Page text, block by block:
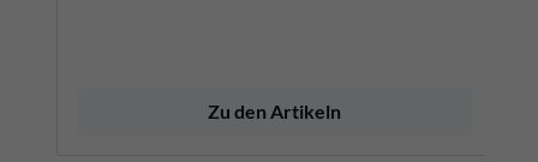
Zu den Artikeln